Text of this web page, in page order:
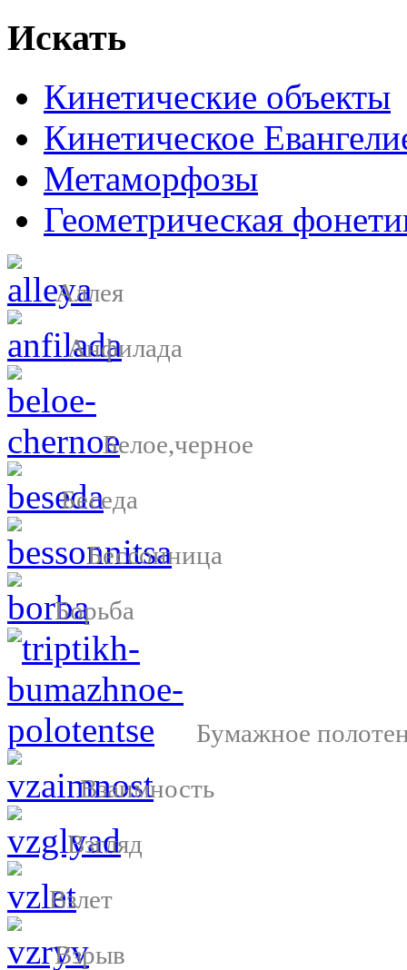
Искать
Кинетические объекты
Кинетическое
Метаморфозы
Геометрическая
Аллея
Анфилада
Белое,черное
Беседа
Бессонница
Борьба
Бумажное
Взаимность
Взгляд
Взлет
Взрыв